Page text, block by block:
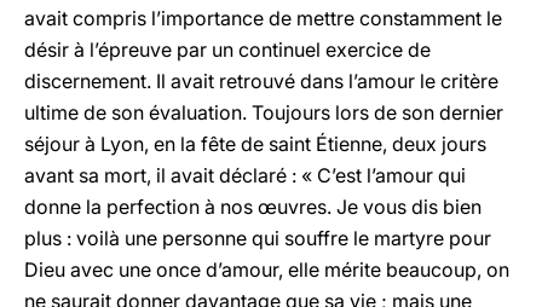
avait compris l’importance de mettre constamment le
désir à l’épreuve par un continuel exercice de
discernement. Il avait retrouvé dans l’amour le critère
ultime de son évaluation. Toujours lors de son dernier
séjour à Lyon, en la fête de saint Étienne, deux jours
avant sa mort, il avait déclaré : « C’est l’amour qui
donne la perfection à nos œuvres. Je vous dis bien
plus : voilà une personne qui souffre le martyre pour
Dieu avec une once d’amour, elle mérite beaucoup, on
ne saurait donner davantage que sa vie ; mais une